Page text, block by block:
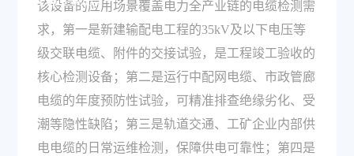
该设备的应用场景覆盖电力全产业链的电缆检测需
求，第一是新建输配电工程的35kV及以下电压等
级交联电缆、附件的交接试验，是工程竣工验收的
核心检测设备；第二是运行中配网电缆、市政管廊
电缆的年度预防性试验，可精准排查绝缘劣化、受
潮等隐性缺陷；第三是轨道交通、工矿企业内部供
电电缆的日常运维检测，保障供电可靠性；第四是